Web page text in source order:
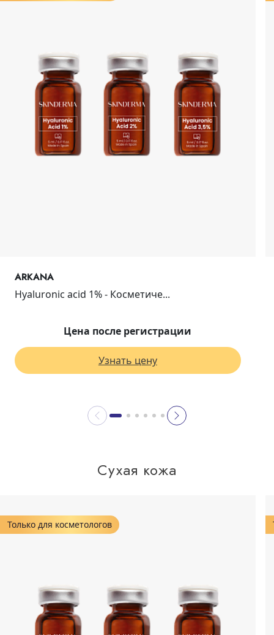
ARKANA
Hyaluronic acid 1% - Косметиче...
Цена после регистрации
Узнать цену
Сухая кожа
Только для косметологов